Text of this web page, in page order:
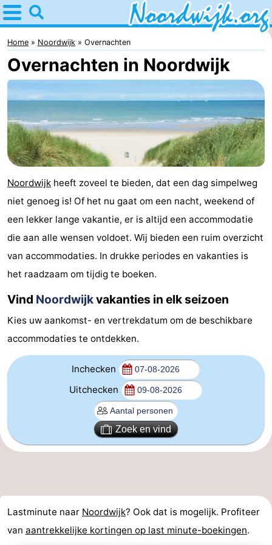
Home
Noordwijk
Tips
kinderen
Overnachten
Appartementen
Bed
(&
breakfasts)
Campings
Hotels
Vakantiehuizen
De
Gouden
Spar
-
De
Noordduinen
-
Duinresort
-
Duinen
Parc
du
Last
minutes
Strand
&
doen
Bezienswaardigheden
-
Home Noordwijk Overnachten
Overnachten in Noordwijk
Noordwijk heeft zoveel te bieden, dat een dag simpelweg
niet genoeg is! Of het nu gaat om een nacht, weekend of
een lekker lange vakantie, er is altijd een accommodatie
die aan alle wensen voldoet. Wij bieden een ruim overzicht
van accommodaties. In drukke periodes en vakanties is
het raadzaam om tijdig te boeken.
Vind Noordwijkvakanties in elk seizoen
Kies uw aankomst- en vertrekdatum om de beschikbare
accommodaties te ontdekken.
Inchecken
Uitchecken
Zoek en vind
Lastminute naar Noordwijk? Ook dat is mogelijk. Profiteer
van aantrekkelijke kortingen op last minute-boekingen.